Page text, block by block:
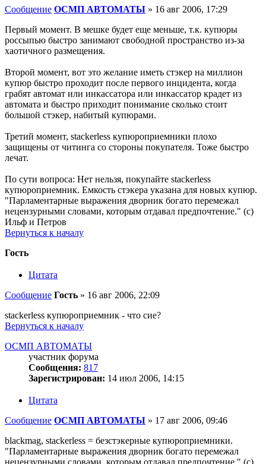
Сообщение ОСМП АВТОМАТЫ » 16 авг 2006, 17:29
Первый момент. В мешке будет еще меньше, т.к. купюры
россыпью быстро занимают свободной пространство из-за
хаотичного размещения.
Второй момент, вот это желание иметь стэкер на миллион
купюр быстро проходит после первого инцидента, когда
грабят автомат или инкассатора или инкассатор крадет из
автомата и быстро приходит понимание сколько стоит
большой стэкер, набитый купюрами.
Третий момент, stackerless купюроприемники плохо
защищены от читинга со стороны покупателя. Тоже быстро
лечат.
По сути вопроса: Нет нельзя, покупайте stackerless
купюроприемник. Емкость стэкера указана для новых купюр.
"Парламентарные выражения дворник богато перемежал
нецензурными словами, которым отдавал предпочтение." (с)
Ильф и Петров
Вернуться к началу
Гость
Цитата
Сообщение Гость » 16 авг 2006, 22:09
stackerless купюроприемник - что сие?
Вернуться к началу
ОСМП АВТОМАТЫ
участник форума
Сообщения: 817
Зарегистрирован: 14 июл 2006, 14:15
Цитата
Сообщение ОСМП АВТОМАТЫ » 17 авг 2006, 09:46
blackmag, stackerless = безстэкерные купюроприемники.
"Парламентарные выражения дворник богато перемежал
нецензурными словами, которым отдавал предпочтение." (с)